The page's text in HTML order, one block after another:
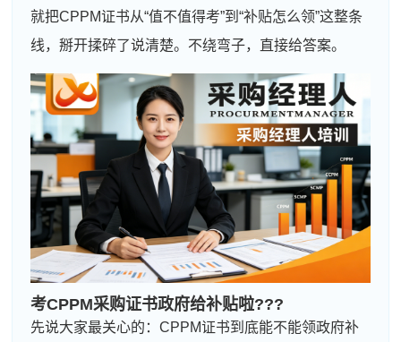
就把CPPM证书从“值不值得考”到“补贴怎么领”这整条
线，掰开揉碎了说清楚。不绕弯子，直接给答案。
考CPPM采购证书政府给补贴啦???
先说大家最关心的：CPPM证书到底能不能领政府补